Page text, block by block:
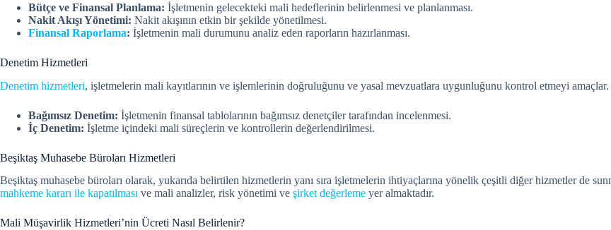
Bütçe ve Finansal Planlama: İşletmenin gelecekteki mali hedeflerinin belirlenmesi ve planlanması.
Nakit Akışı Yönetimi: Nakit akışının etkin bir şekilde yönetilmesi.
Finansal Raporlama: İşletmenin mali durumunu analiz eden raporların hazırlanması.
Denetim Hizmetleri
Denetim hizmetleri, işletmelerin mali kayıtlarının ve işlemlerinin doğruluğunu ve yasal mevzuatlara uygunluğunu kontrol etmeyi
Bağımsız Denetim: İşletmenin finansal tablolarının bağımsız denetçiler tarafından incelenmesi.
İç Denetim: İşletme içindeki mali süreçlerin ve kontrollerin değerlendirilmesi.
Beşiktaş Muhasebe Büroları Hizmetleri
Beşiktaş muhasebe büroları olarak, yukarıda belirtilen hizmetlerin yanı sıra işletmelerin ihtiyaçlarına yönelik çeşitli diğer hizmetler de
mahkeme kararı ile kapatılması ve mali analizler, risk yönetimi ve şirket değerleme yer almaktadır.
Mali Müşavirlik Hizmetleri’nin Ücreti Nasıl Belirlenir?